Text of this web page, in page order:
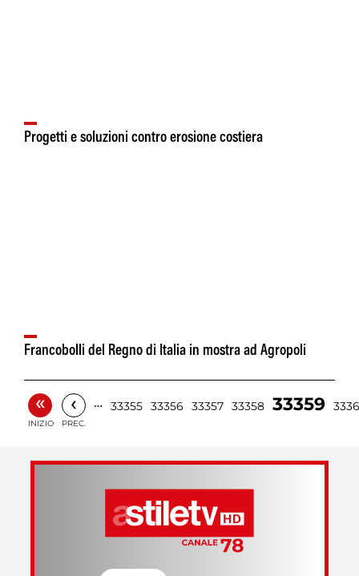
Progetti e soluzioni contro erosione costiera
Francobolli del Regno di Italia in mostra ad Agropoli
«
INIZIO
‹
PREC.
… 33355 33356 33357 33358 33359